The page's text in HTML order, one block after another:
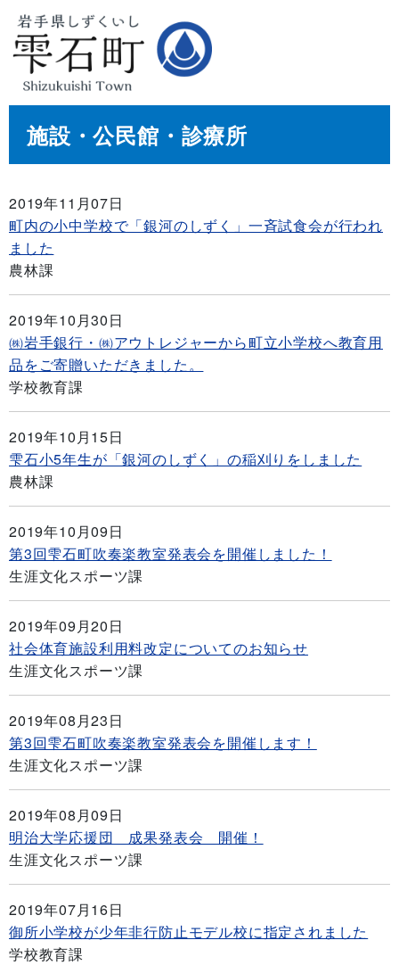
施設・公民館・診療所
2019年11月07日
町内の小中学校で「銀河のしずく」一斉試食会が行われ
ました
農林課
2019年10月30日
㈱岩手銀行・㈱アウトレジャーから町立小学校へ教育用
品をご寄贈いただきました。
学校教育課
2019年10月15日
雫石小5年生が「銀河のしずく」の稲刈りをしました
農林課
2019年10月09日
第3回雫石町吹奏楽教室発表会を開催しました！
生涯文化スポーツ課
2019年09月20日
社会体育施設利用料改定についてのお知らせ
生涯文化スポーツ課
2019年08月23日
第3回雫石町吹奏楽教室発表会を開催します！
生涯文化スポーツ課
2019年08月09日
明治大学応援団 成果発表会 開催！
生涯文化スポーツ課
2019年07月16日
御所小学校が少年非行防止モデル校に指定されました
学校教育課